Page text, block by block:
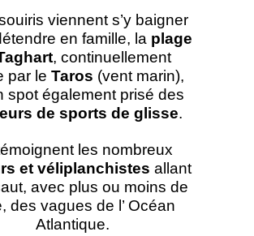
viennent s’y baigner
en famille, la plage
, continuellement
par le Taros (vent marin),
spot également prisé des
de sports de glisse.
les nombreux
et véliplanchistes allant
avec plus ou moins de
des vagues de l’ Océan
Atlantique.